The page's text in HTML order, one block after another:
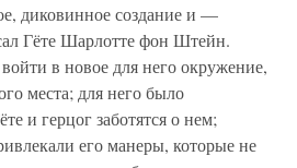
диковинное создание и —
Гёте Шарлотте фон Штейн.
в новое для него окружение,
места; для него было
и герцог заботятся о нем;
его манеры, которые не